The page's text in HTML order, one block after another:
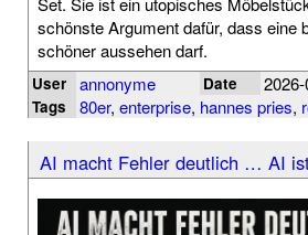
schönste Argument dafür, dass eine
schöner aussehen darf.
User annonyme Date
Tags 80er, enterprise, hannes pries,
AI macht Fehler deutlich … AI